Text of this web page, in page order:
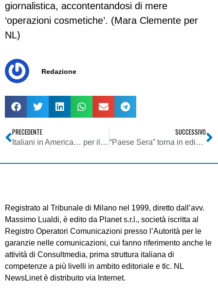
giornalistica, accontentandosi di mere
‘operazioni cosmetiche’. (Mara Clemente per
NL)
Redazione
PRECEDENTE
Italiani in America… per il wifi
SUCCESSIVO
“Paese Sera” torna in edicola in veste di quotidiano nazionale apolitico
Registrato al Tribunale di Milano nel 1999, diretto dall’avv.
Massimo Lualdi, è edito da Planet s.r.l., società iscritta al
Registro Operatori Comunicazioni presso l’Autorità per le
garanzie nelle comunicazioni, cui fanno riferimento anche le
attività di Consultmedia, prima struttura italiana di
competenze a più livelli in ambito editoriale e tlc. NL
NewsLinet è distribuito via Internet.